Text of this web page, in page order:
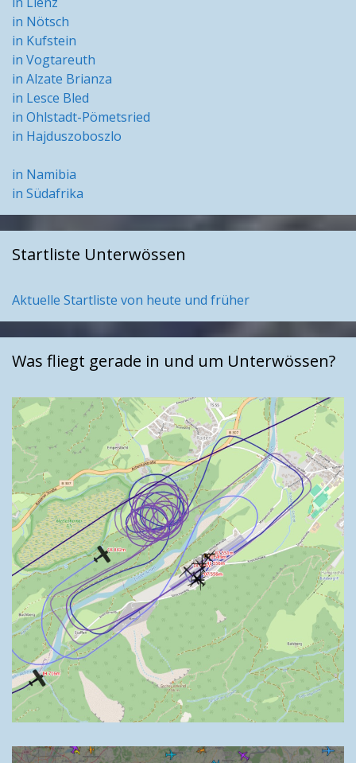
in Nötsch
in Kufstein
in Vogtareuth
in Alzate Brianza
in Lesce Bled
in Ohlstadt-Pömetsried
in Hajduszoboszlo
in Namibia
in Südafrika
Startliste Unterwössen
Aktuelle Startliste von heute und früher
Was fliegt gerade in und um Unterwössen?